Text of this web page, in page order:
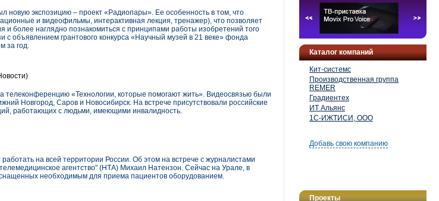
Каталог компаний
Кит-системс
Производственная группа
REMER
Градиентех
ИТ Альянс
1С-ИЖТИСИ, ООО
Добавь свою компанию
Проекты
новую экспозицию – проект «Радиопары». Ее особенность в том, что
и видеофильмы, интерактивная лекция, тренажер), что позволяет
и более наглядно познакомиться с принципами работы изобретений того
с объявлением грантового конкурса «Научный музей в 21 веке» фонда
за год.
телеконференцию «Технологии, которые помогают жить». Видеосвязью были
Новгород, Саров и Новосибирск. На встрече присутствовали российские
работающих с людьми, имеющими инвалидность.
на всей территории России. Об этом на встрече с журналистами
агентство" (НТА) Михаил Натензон. Сейчас на Урале, в
необходимым для приема пациентов оборудованием.